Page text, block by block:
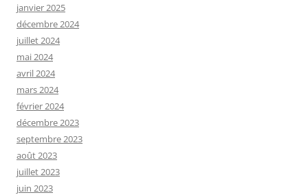
janvier 2025
décembre 2024
juillet 2024
mai 2024
avril 2024
mars 2024
février 2024
décembre 2023
septembre 2023
août 2023
juillet 2023
juin 2023